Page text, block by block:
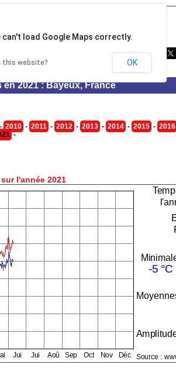
2021 : Bayeux, France
- 2010 - 2011 - 2012 - 2013 - 2014 - 2015 - 2016
-
l'année 2021
can't load Google Maps correctly.
this website? OK